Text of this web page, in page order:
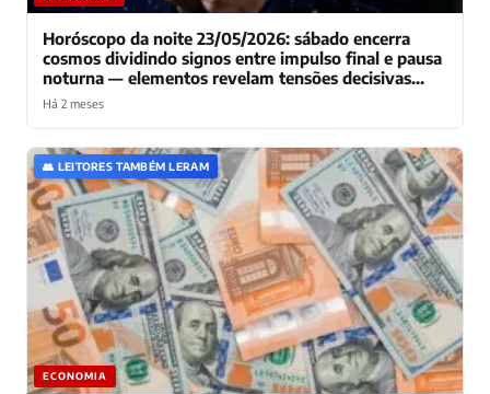
Horóscopo da noite 23/05/2026: sábado encerra
cosmos dividindo signos entre impulso final e pausa
noturna — elementos revelam tensões decisivas
para domingo
Há 2 meses
👥 LEITORES TAMBÉM LERAM
ECONOMIA